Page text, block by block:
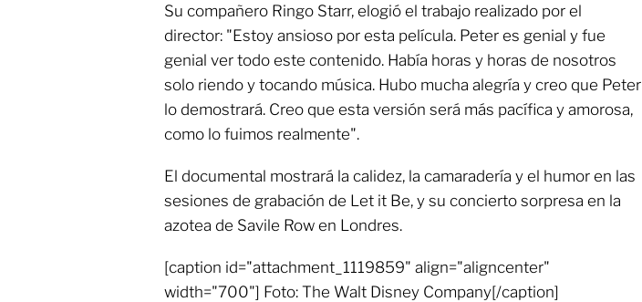
Su compañero Ringo Starr, elogió el trabajo realizado por el
director: "Estoy ansioso por esta película. Peter es genial y fue
genial ver todo este contenido. Había horas y horas de nosotros
solo riendo y tocando música. Hubo mucha alegría y creo que Peter
lo demostrará. Creo que esta versión será más pacífica y amorosa,
como lo fuimos realmente".
El documental mostrará la calidez, la camaradería y el humor en las
sesiones de grabación de Let it Be, y su concierto sorpresa en la
azotea de Savile Row en Londres.
[caption id="attachment_1119859" align="aligncenter"
width="700"] Foto: The Walt Disney Company[/caption]